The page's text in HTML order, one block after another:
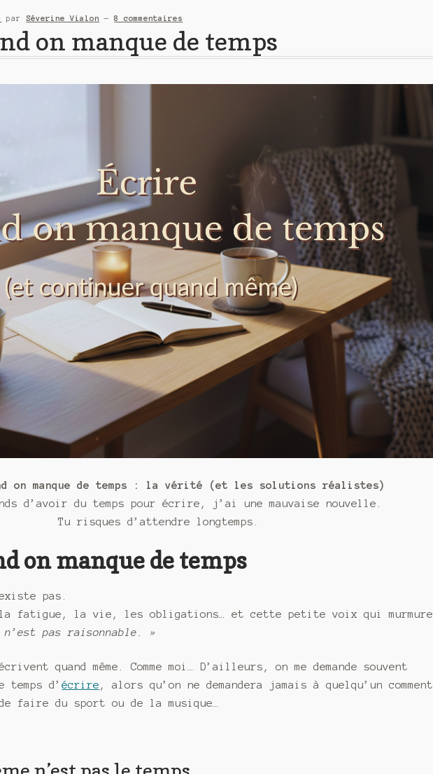
parSéverine Vialon —8 commentaires
on manque de temps
on manque de temps : la vérité (et les solutions réalistes)
d’avoir du temps pour écrire, j’ai une mauvaise nouvelle.
Tu risques d’attendre longtemps.
on manque de temps
pas.
la vie, les obligations… et cette petite voix qui murmure
pas raisonnable. »
quand même. Comme moi… D’ailleurs, on me demande souvent
temps d’écrire , alors qu’on ne demandera jamais à quelqu’un comment
faire du sport ou de la musique…